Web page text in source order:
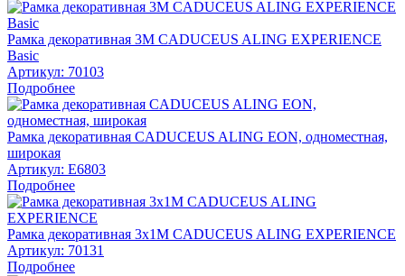
Рамка декоративная 3М CADUCEUS ALING EXPERIENCE
Basic
Артикул: 70103
Подробнее
Рамка декоративная CADUCEUS ALING EON, одноместная,
широкая
Артикул: E6803
Подробнее
Рамка декоративная 3х1М CADUCEUS ALING EXPERIENCE
Артикул: 70131
Подробнее